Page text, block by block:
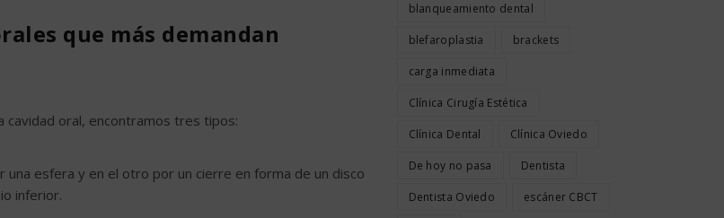
que más demandan
cavidad oral, encontramos tres tipos:
esfera y en el otro por un cierre en forma de un disco
inferior.
blanqueamiento dental
blefaroplastia brackets
carga inmediata
Clínica Cirugía Estética
Clínica Dental Clínica Oviedo
De hoy no pasa Dentista
Dentista Oviedo escáner CBCT